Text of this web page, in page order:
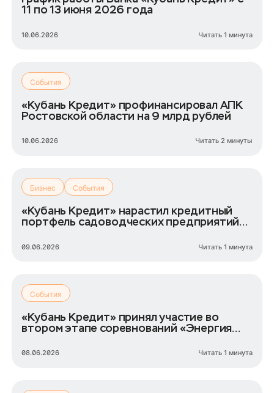
11 по 13 июня 2026 года
10.06.2026 Читать 1 минута
События
«Кубань Кредит» профинансировал АПК
Ростовской области на 9 млрд рублей
10.06.2026 Читать 2 минуты
Бизнес События
«Кубань Кредит» нарастил кредитный
портфель садоводческих предприятий
09.06.2026 Читать 1 минута
События
«Кубань Кредит» принял участие во
втором этапе соревнований «Энергия
08.06.2026 Читать 1 минута